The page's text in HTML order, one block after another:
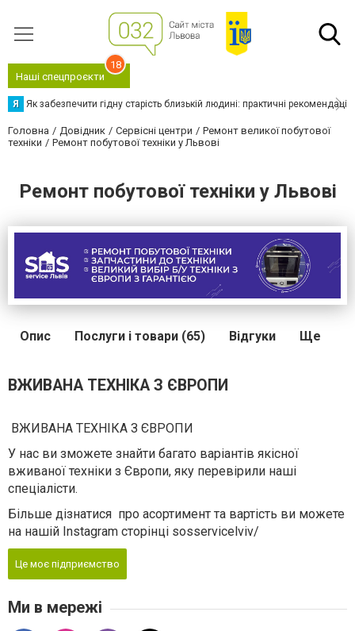
Наші спецпроєкти
18
Я Як забезпечити гідну старість близькій людині: практичні рекомендації
Головна Довідник Сервісні центри
Ремонт великої побутової
техніки
Ремонт побутової техніки у Львові
Ремонт побутової техніки у Львові
Опис Послуги і товари (65) Відгуки Ще
ВЖИВАНА ТЕХНІКА З ЄВРОПИ
ВЖИВАНА ТЕХНІКА З ЄВРОПИ
У нас ви зможете знайти багато варіантів якісної
вживаної техніки з Європи, яку перевірили наші
спеціалісти.
Більше дізнатися про асортимент та вартість ви можете
на нашій Instagram сторінці sosservicelviv/
Це моє підприємство
Ми в мережі